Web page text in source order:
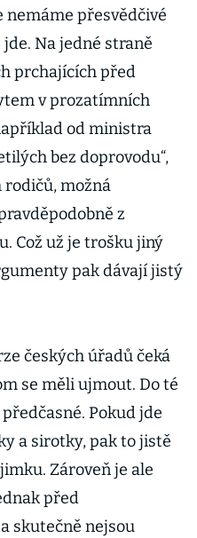
bezpečnost,
vzkazuje
Česku
advokátka EU
nemáme přesvědčivé
Na jedné straně
prchajících před
v prozatímních
od ministra
bez doprovodu“,
možná
z
Což už je trošku jiný
pak dávají jistý
českých úřadů čeká
se měli ujmout. Do té
Pokud jde
a sirotky, pak to jistě
Zároveň je ale
před
skutečně nejsou